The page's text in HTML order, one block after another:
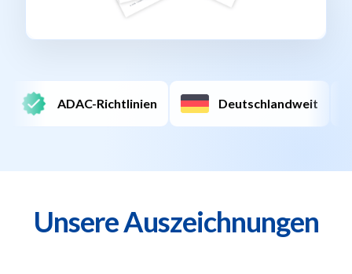
Deutschlandweit Schnelle
Unsere Auszeichnungen